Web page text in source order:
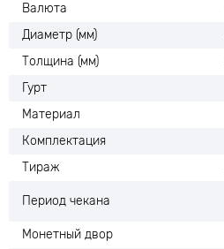
Валюта
Диаметр (мм)
Толщина (мм)
Гурт
Материал
Комплектация
Тираж
Период чекана
Монетный двор